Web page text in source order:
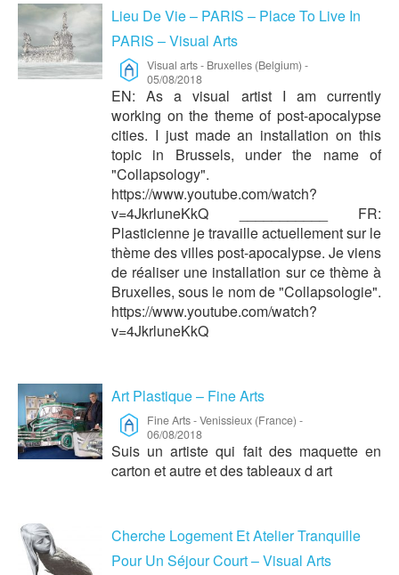
Lieu De Vie – PARIS – Place To Live In
PARIS – Visual Arts
Visual arts- Bruxelles (Belgium) -
05/08/2018
EN: As a visual artist I am currently
working on the theme of post-apocalypse
cities. I just made an installation on this
topic in Brussels, under the name of
"Collapsology".
https://www.youtube.com/watch?
v=4JkrluneKkQ ___________ FR:
Plasticienne je travaille actuellement sur le
thème des villes post-apocalypse. Je viens
de réaliser une installation sur ce thème à
Bruxelles, sous le nom de "Collapsologie".
https://www.youtube.com/watch?
v=4JkrluneKkQ
Art Plastique – Fine Arts
Fine Arts-Venissieux (France) -
06/08/2018
Suis un artiste qui fait des maquette en
carton et autre et des tableaux d art
Cherche Logement Et Atelier Tranquille
Pour Un Séjour Court – Visual Arts